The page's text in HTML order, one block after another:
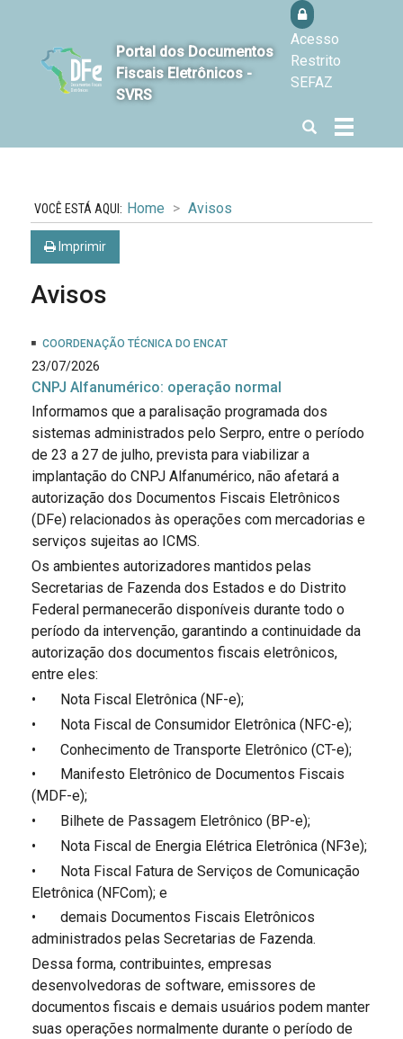
Portal dos Documentos
Fiscais Eletrônicos -
SVRS
Acesso
Restrito
SEFAZ
Alterna
a
Abrir
a
Home Avisos
Imprimir
Avisos
COORDENAÇÃO TÉCNICA DO ENCAT
23/07/2026
CNPJ Alfanumérico: operação normal
Informamos que a paralisação programada dos
sistemas administrados pelo Serpro, entre o período
de 23 a 27 de julho, prevista para viabilizar a
implantação do CNPJ Alfanumérico, não afetará a
autorização dos Documentos Fiscais Eletrônicos
(DFe) relacionados às operações com mercadorias e
serviços sujeitas ao ICMS.
Os ambientes autorizadores mantidos pelas
Secretarias de Fazenda dos Estados e do Distrito
Federal permanecerão disponíveis durante todo o
período da intervenção, garantindo a continuidade da
autorização dos documentos fiscais eletrônicos,
entre eles:
•
Nota Fiscal Eletrônica (NF-e);
•
Nota Fiscal de Consumidor Eletrônica (NFC-e);
•
Conhecimento de Transporte Eletrônico (CT-e);
•
Manifesto Eletrônico de Documentos Fiscais
(MDF-e);
•
Bilhete de Passagem Eletrônico (BP-e);
•
Nota Fiscal de Energia Elétrica Eletrônica (NF3e);
•
Nota Fiscal Fatura de Serviços de Comunicação
Eletrônica (NFCom); e
•
demais Documentos Fiscais Eletrônicos
administrados pelas Secretarias de Fazenda.
Dessa forma, contribuintes, empresas
desenvolvedoras de software, emissores de
documentos fiscais e demais usuários podem manter
suas operações normalmente durante o período de